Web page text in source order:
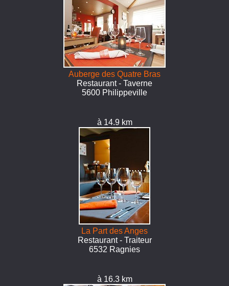
Auberge des Quatre Bras
Restaurant - Taverne
5600 Philippeville
à 14.9 km
La Part des Anges
Restaurant - Traiteur
6532 Ragnies
à 16.3 km